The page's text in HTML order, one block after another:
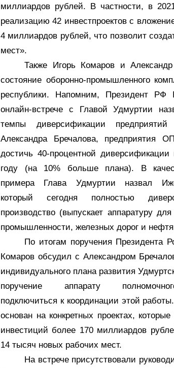
миллиардов рублей. В частности, в
реализацию 42 инвестпроектов с
4 миллиардов рублей, что позволит
мест».
Также Игорь Комаров и
состояние оборонно-промышленного
республики. Напомним, Президент
онлайн-встрече с Главой Удмуртии
темпы диверсификации
Александра Бречалова, предприятия
достичь 40-процентной диверсификации
году (на 10% больше плана). В
примера Глава Удмуртии назвал
который сегодня полностью
производство (выпускает аппаратуру для
промышленности, железных дорог и
По итогам поручения Президента
Комаров обсудил с Александром
индивидуального плана развития
поручение аппарату
подключиться к координации этой
основан на конкретных проектах,
инвестиций более 170 миллиардов
14 тысяч новых рабочих мест.
На встрече присутствовали